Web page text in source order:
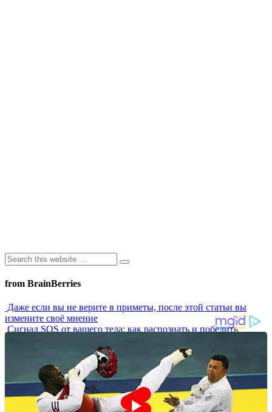
from BrainBerries
Даже если вы не верите в приметы, после этой статьи вы
измените своё мнение
Сигнал SOS от вашего тела: как распознать и победить
7 самых роковых женщин СССР, которых боялись даже самые
влиятельные мужчины
Что делать, если приснился кошмар: проверенные народные
способы, которые помогут избавиться от страшных снов
Вырезанные сцены, которые могли изменить «Гарри
Поттера», «Титаник» и другие шедевры